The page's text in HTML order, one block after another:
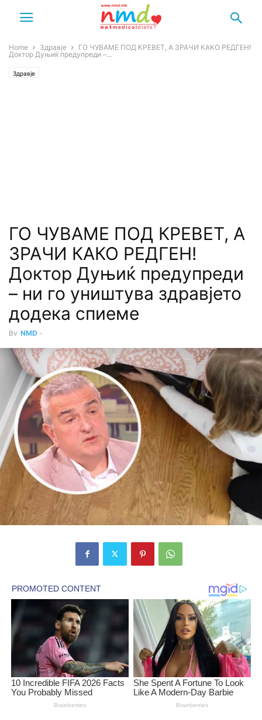
Home Здравје
ГО ЧУВАМЕ ПОД КРЕВЕТ, А ЗРАЧИ КАКО РЕДГЕН!
Доктор Дуњиќ предупреди –...
Здравје
ГО ЧУВАМЕ ПОД КРЕВЕТ, А
ЗРАЧИ КАКО РЕДГЕН!
Доктор Дуњиќ предупреди
– ни го уништува здравјето
додека спиеме
By NMD -